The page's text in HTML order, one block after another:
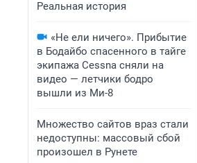
Реальная история
«Не ели ничего». Прибытие
в Бодайбо спасенного в тайге
экипажа Cessna сняли на
видео — летчики бодро
вышли из Ми-8
Множество сайтов враз стали
недоступны: массовый сбой
произошел в Рунете